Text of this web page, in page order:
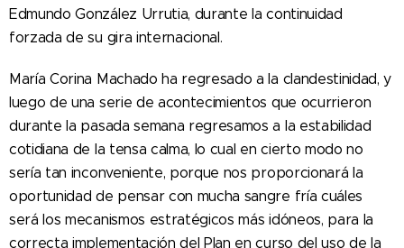
Edmundo González Urrutia, durante la continuidad
forzada de su gira internacional.
María Corina Machado ha regresado a la clandestinidad, y
luego de una serie de acontecimientos que ocurrieron
durante la pasada semana regresamos a la estabilidad
cotidiana de la tensa calma, lo cual en cierto modo no
sería tan inconveniente, porque nos proporcionará la
oportunidad de pensar con mucha sangre fría cuáles
será los mecanismos estratégicos más idóneos, para la
correcta implementación del Plan en curso del uso de la